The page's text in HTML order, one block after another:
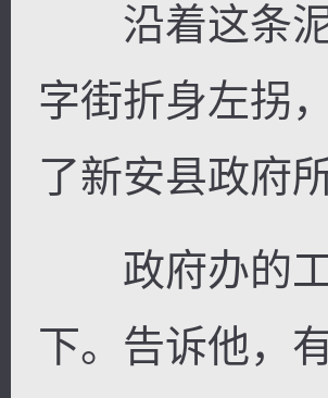
沿着这条泥
字街折身左拐
了新安县政府
政府办的工
下。告诉他，